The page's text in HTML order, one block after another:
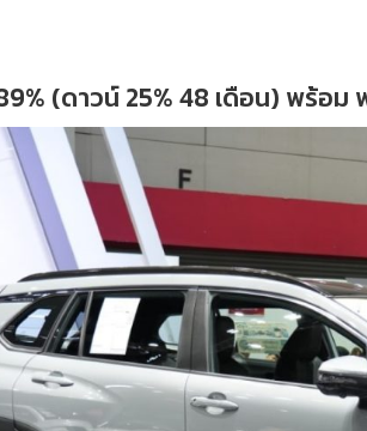
(ดาวน์ 25% 48 เดือน) พร้อม